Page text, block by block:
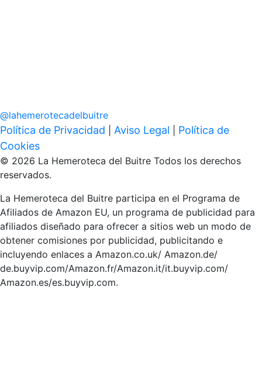
@lahemerotecadelbuitre
Política de Privacidad Aviso Legal
Política de
Cookies
© 2026 La Hemeroteca del Buitre Todos los derechos
reservados.
La Hemeroteca del Buitre participa en el Programa de
Afiliados de Amazon EU, un programa de publicidad para
afiliados diseñado para ofrecer a sitios web un modo de
obtener comisiones por publicidad, publicitando e
incluyendo enlaces a Amazon.co.uk/ Amazon.de/
de.buyvip.com/Amazon.fr/Amazon.it/it.buyvip.com/
Amazon.es/es.buyvip.com.